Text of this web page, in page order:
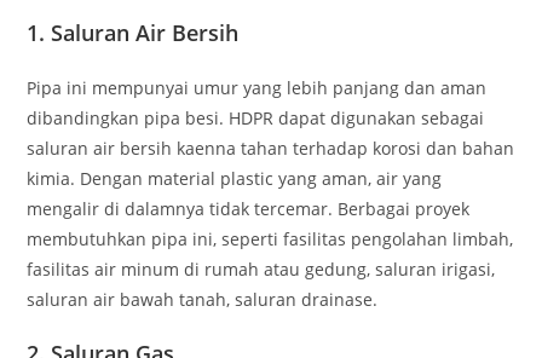
1.Saluran Air Bersih
Pipa ini mempunyai umur yang lebih panjang dan aman
dibandingkan pipa besi. HDPR dapat digunakan sebagai
saluran air bersih kaenna tahan terhadap korosi dan bahan
kimia. Dengan material plastic yang aman, air yang
mengalir di dalamnya tidak tercemar. Berbagai proyek
membutuhkan pipa ini, seperti fasilitas pengolahan limbah,
fasilitas air minum di rumah atau gedung, saluran irigasi,
saluran air bawah tanah, saluran drainase.